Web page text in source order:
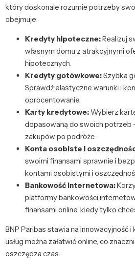
który doskonale rozumie potrzeby
obejmuje:
Kredyty hipoteczne:Realizuj
własnym domu z atrakcyjnymi
hipotecznych.
Kredyty gotówkowe:Szybka
Sprawdź elastyczne warunki i
oprocentowanie.
Karty kredytowe: Wybierz
dopasowaną do swoich potrzeb
zakupów po podróże.
Konta osobiste i
swoimi finansami sprawnie i
kontami osobistymi i
Bankowość internetowa:
platformy bankowości
finansami online, kiedy tylko
BNP Paribas stawia na innowacyjność
usług można załatwić online, co
oszczędza czas.